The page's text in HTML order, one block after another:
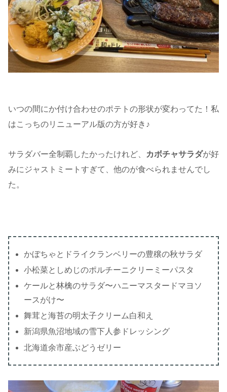
いつの間にか付け合わせのポテトの形状が変わってた！私
はこっちのリニューアル版の方が好き♪
サラダバー全制覇したかったけれど、 カボチャサラダが好
みにジャストミートすぎて、他のが食べられませんでし
た。
かぼちゃとドライクランベリーの豊穣の秋サラダ
小松菜としめじのポルチーニクリーミーパスタ
ケールと林檎のサラダ〜ハニーマスタードマヨソ
ースがけ〜
舞茸と海苔の明太子クリーム白和え
新潟県魚沼地域の雪下人参ドレッシング
北海道余市産ぶどうゼリー